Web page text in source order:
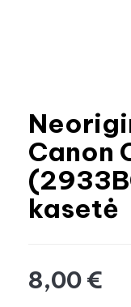
Canon
kasetė
8,00 €